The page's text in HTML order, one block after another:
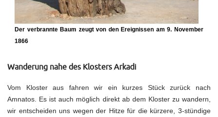
Der verbrannte Baum zeugt von den Ereignissen am 9. November
1866
Wanderung nahe des Klosters Arkadi
Vom Kloster aus fahren wir ein kurzes Stück zurück nach
Amnatos. Es ist auch möglich direkt ab dem Kloster zu wandern,
wir entscheiden uns wegen der Hitze für die kürzere, 3-stündige